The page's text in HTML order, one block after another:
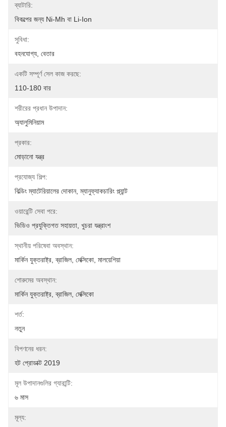
ব্যাটারি:
বিকল্পের জন্য Ni-Mh বা Li-Ion
সুবিধা:
বহনযোগ্য, বেতার
একটি সম্পূর্ণ সেল কাজ করছে:
110-180 বার
শরীরের প্রধান উপাদান:
অ্যালুমিনিয়াম
প্রকার:
মোড়ানো যন্ত্র
প্রযোজ্য শিল্প:
বিল্ডিং ম্যাটেরিয়ালের দোকান, ম্যানুফ্যাকচারিং প্ল্যান্ট
ওয়ারেন্টি সেবা পরে:
ভিডিও প্রযুক্তিগত সহায়তা, খুচরা যন্ত্রাংশ
স্থানীয় পরিষেবা অবস্থান:
মার্কিন যুক্তরাষ্ট্র, ব্রাজিল, মেক্সিকো, মালয়েশিয়া
শোরুমের অবস্থান:
মার্কিন যুক্তরাষ্ট্র, ব্রাজিল, মেক্সিকো
শর্ত:
নতুন
বিপণনের ধরন:
হট প্রোডাক্ট 2019
মূল উপাদানগুলির গ্যারান্টি:
৬ মাস
মূল্য: